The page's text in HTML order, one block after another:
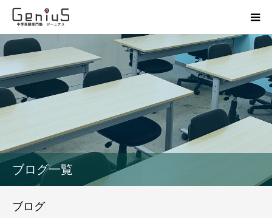
ブログ一覧
ブログ
授業
志望校別特訓
模試